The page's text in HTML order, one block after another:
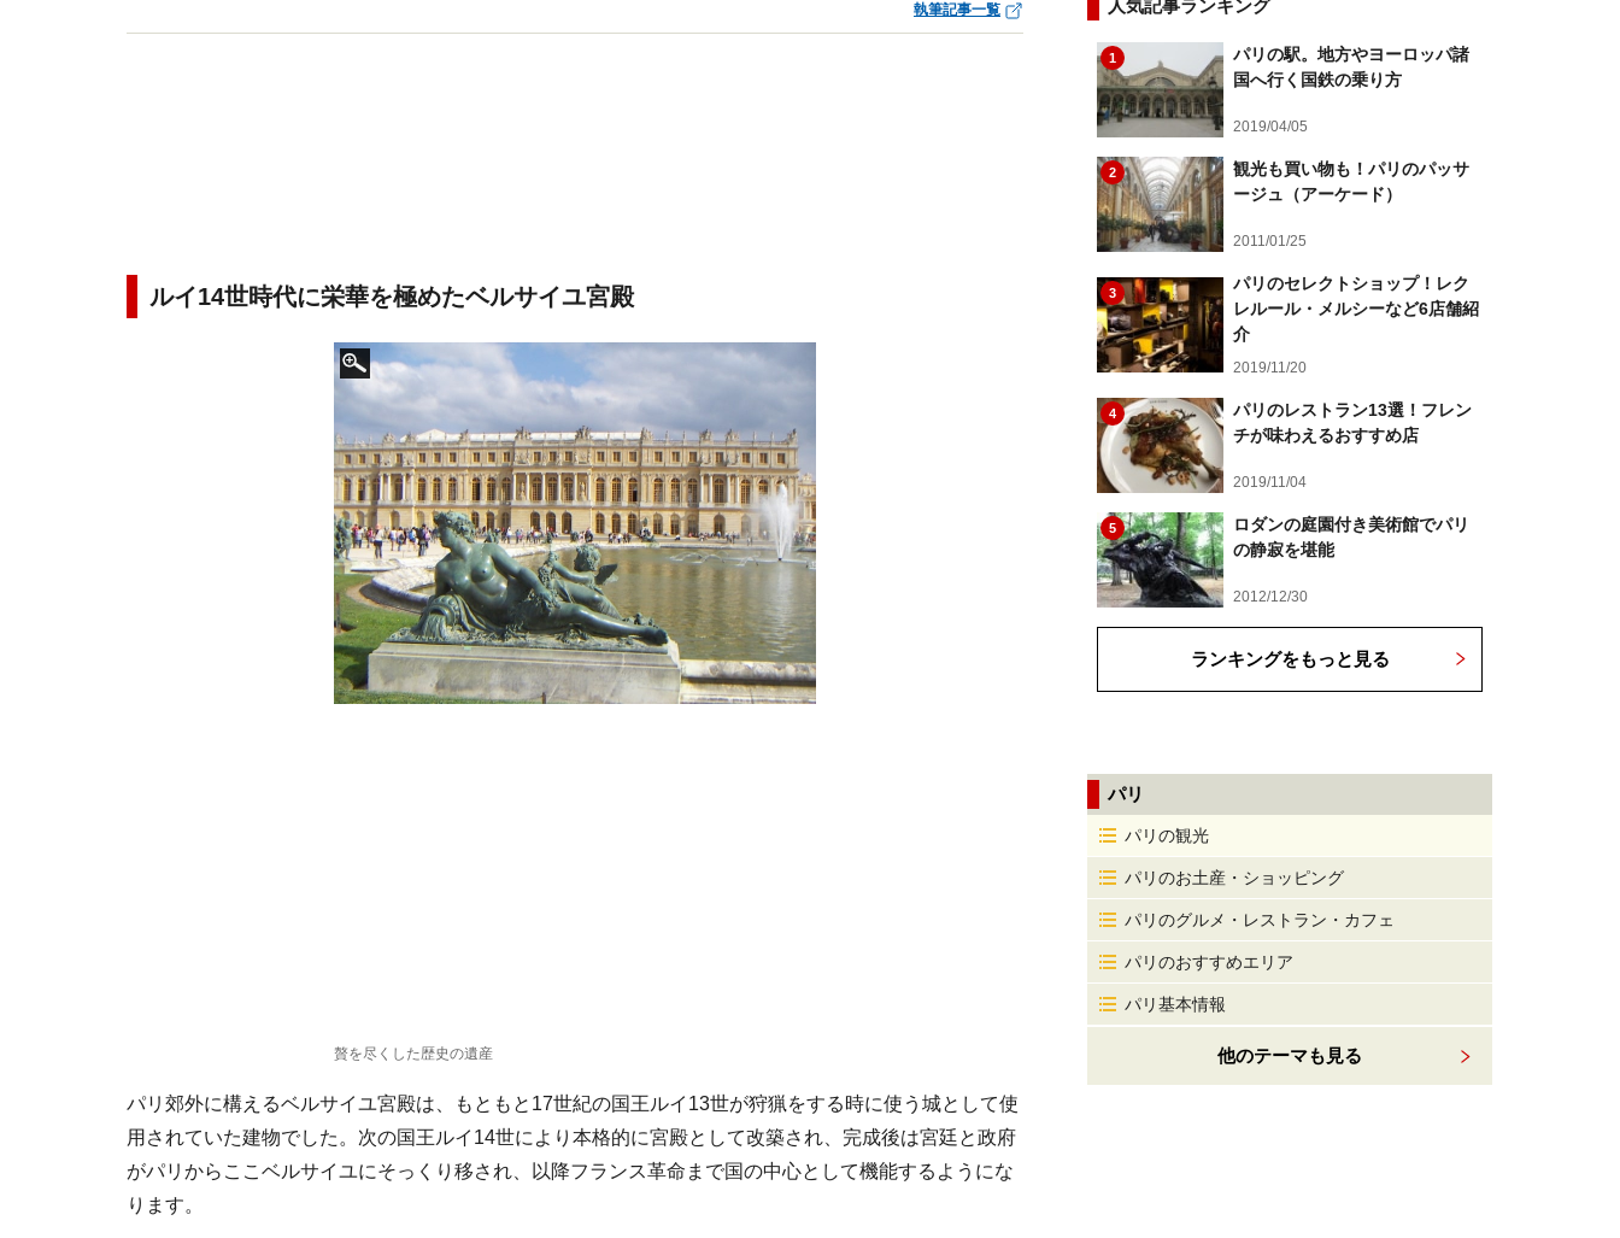
執筆記事一覧
ルイ14世時代に栄華を極めたベルサイユ宮殿
贅を尽くした歴史の遺産
パリ郊外に構えるベルサイユ宮殿は、もともと17世紀の国王ルイ13世が狩猟をする時に使う城として使
用されていた建物でした。次の国王ルイ14世により本格的に宮殿として改築され、完成後は宮廷と政府
がパリからここベルサイユにそっくり移され、以降フランス革命まで国の中心として機能するようにな
ります。
人気記事ランキング
1
パリの駅。地方やヨーロッパ諸
国へ行く国鉄の乗り方
2019/04/05
2
観光も買い物も！パリのパッサ
ージュ（アーケード）
2011/01/25
3
パリのセレクトショップ！レク
レルール・メルシーなど6店舗紹
介
2019/11/20
4
パリのレストラン13選！フレン
チが味わえるおすすめ店
2019/11/04
5
ロダンの庭園付き美術館でパリ
の静寂を堪能
2012/12/30
ランキングをもっと見る
パリ
パリの観光
パリのお土産・ショッピング
パリのグルメ・レストラン・カフェ
パリのおすすめエリア
パリ基本情報
他のテーマも見る